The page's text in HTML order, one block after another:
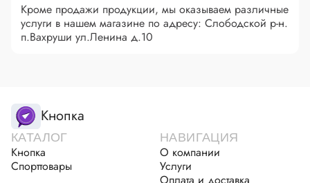
Кроме продажи продукции, мы оказываем различные
услуги в нашем магазине по адресу: Слободской р-н.
п.Вахруши ул.Ленина д.10
Кнопка
КАТАЛОГ
Кнопка
Спорттовары
НАВИГАЦИЯ
О компании
Услуги